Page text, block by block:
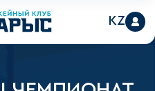
KZ